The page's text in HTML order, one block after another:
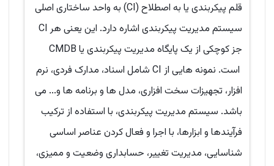
قلم پیکربندی یا به اصطلاح (CI) به واحد ساختاری اصلی
سیستم مدیریت پیکربندی اشاره دارد. این یعنی هر CI
جز کوچکی از یک پایگاه مدیریت پیکربندی یا CMDB
است. نمونه هایی از CI شامل اسناد، مدارک فردی، نرم
افزار، تجهیزات سخت افزاری، مدل ها و برنامه ها و... می
باشد. سیستم مدیریت پیکربندی، با استفاده از ترکیب
فرآیندها و ابزارها، با اجرا و فعال کردن عناصر اساسی
شناسایی، مدیریت تغییر، حسابداری وضعیت و ممیزی،